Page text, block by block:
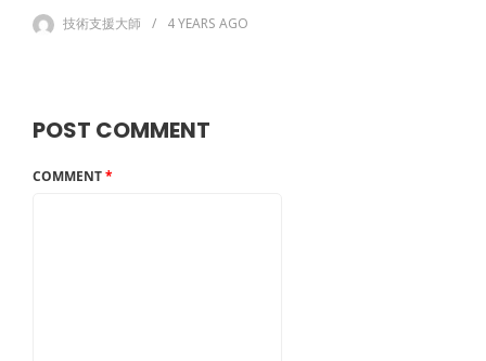
技術支援大師 4 YEARS AGO
POST COMMENT
COMMENT*